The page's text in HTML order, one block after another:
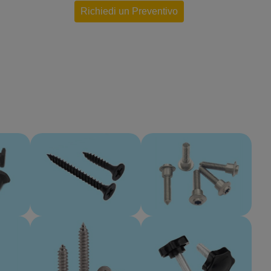
Richiedi un Preventivo